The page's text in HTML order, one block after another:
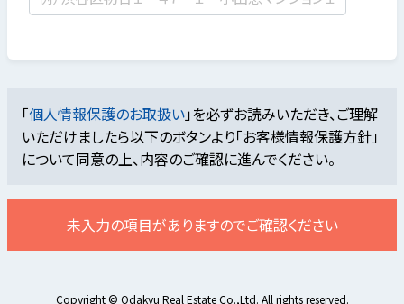
「個人情報保護のお取扱い」を必ずお読みいただき、ご理解
いただけましたら以下のボタンより「お客様情報保護方針」
について同意の上、内容のご確認に進んでください。
未入力の項目がありますのでご確認ください
Copyright © Odakyu Real Estate Co.,Ltd. All rights reserved.